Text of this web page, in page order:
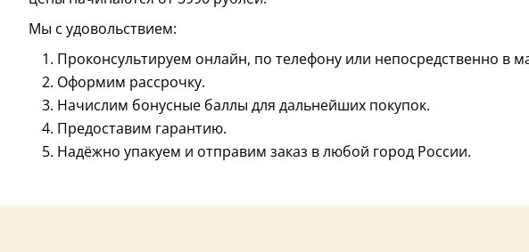
Мы с удовольствием:
Проконсультируем онлайн, по телефону или непосредственно в
Оформим рассрочку.
Начислим бонусные баллы для дальнейших покупок.
Предоставим гарантию.
Надёжно упакуем и отправим заказ в любой город России.